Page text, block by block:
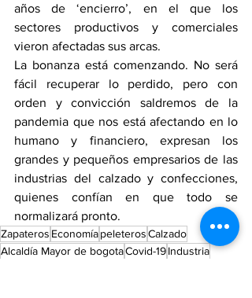
años de ‘encierro’, en el que los
sectores productivos y comerciales
vieron afectadas sus arcas.
La bonanza está comenzando. No será
fácil recuperar lo perdido, pero con
orden y convicción saldremos de la
pandemia que nos está afectando en lo
humano y financiero, expresan los
grandes y pequeños empresarios de las
industrias del calzado y confecciones,
quienes confían en que todo se
normalizará pronto.
Zapateros EconomíapeleterosCalzado
Alcaldía Mayor de bogotaCovid-19Industria